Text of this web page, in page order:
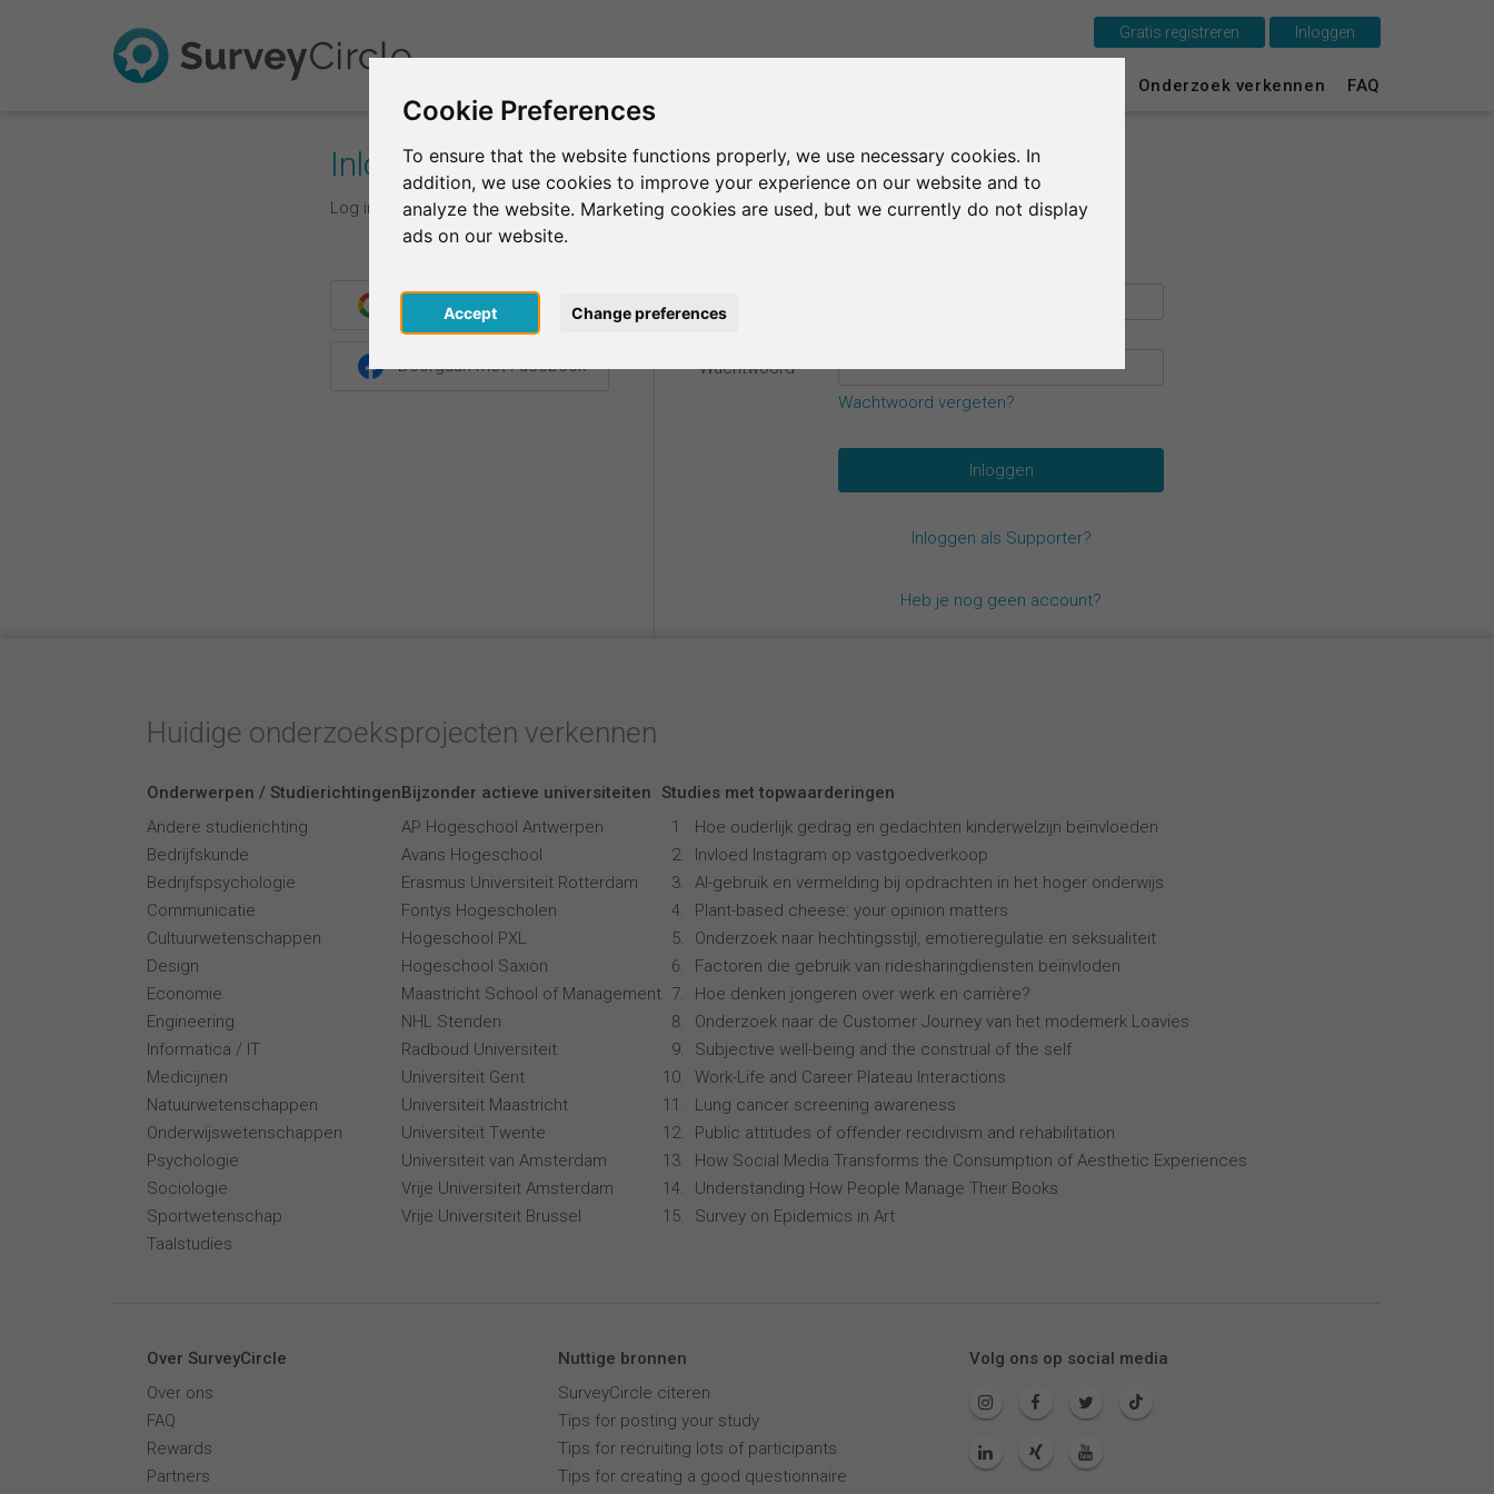
Cookie Preferences
To ensure that the website functions properly, we use necessary cookies. In
addition, we use cookies to improve your experience on our website and to
analyze the website. Marketing cookies are used, but we currently do not display
ads on our website.
Accept Change preferences
Onderzoek verkennen FAQ
Gratis registreren Inloggen
Inloggen
Log in met je inloggegevens.
Doorgaan met Google
Doorgaan met Facebook Wachtwoord*
Wachtwoord vergeten?
Inloggen als Supporter?
Heb je nog geen account?
Huidige onderzoeksprojecten verkennen
Onderwerpen / Studierichtingen
Andere studierichting
Bedrijfskunde
Bedrijfspsychologie
Communicatie
Cultuurwetenschappen
Design
Economie
Engineering
Informatica / IT
Medicijnen
Natuurwetenschappen
Onderwijswetenschappen
Psychologie
Sociologie
Sportwetenschap
Taalstudies
Bijzonder actieve universiteiten
AP Hogeschool Antwerpen
Avans Hogeschool
Erasmus Universiteit Rotterdam
Fontys Hogescholen
Hogeschool PXL
Hogeschool Saxion
Maastricht School of Management
NHL Stenden
Radboud Universiteit
Universiteit Gent
Universiteit Maastricht
Universiteit Twente
Universiteit van Amsterdam
Vrije Universiteit Amsterdam
Vrije Universiteit Brussel
Studies met topwaarderingen
Hoe ouderlijk gedrag en gedachten kinderwelzijn beïnvloeden
Invloed Instagram op vastgoedverkoop
AI-gebruik en vermelding bij opdrachten in het hoger onderwijs
Plant-based cheese: your opinion matters
Onderzoek naar hechtingsstijl, emotieregulatie en seksualiteit
Factoren die gebruik van ridesharingdiensten beïnvloden
Hoe denken jongeren over werk en carrière?
Onderzoek naar de Customer Journey van het modemerk Loavies
Subjective well-being and the construal of the self
Work-Life and Career Plateau Interactions
Lung cancer screening awareness
Public attitudes of offender recidivism and rehabilitation
How Social Media Transforms the Consumption of Aesthetic Experiences
Understanding How People Manage Their Books
Survey on Epidemics in Art
Over SurveyCircle
Over ons
FAQ
Rewards
Partners
Nuttige bronnen
SurveyCircle citeren
Tips for posting your study
Tips for recruiting lots of participants
Tips for creating a good questionnaire
Volg ons op social media